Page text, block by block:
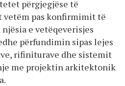
përgjegjëse të
pas konfirmimit të
e vetëqeverisjes
përfundimin sipas lejes
rifiniturave dhe sistemit
me projektin arkitektonik